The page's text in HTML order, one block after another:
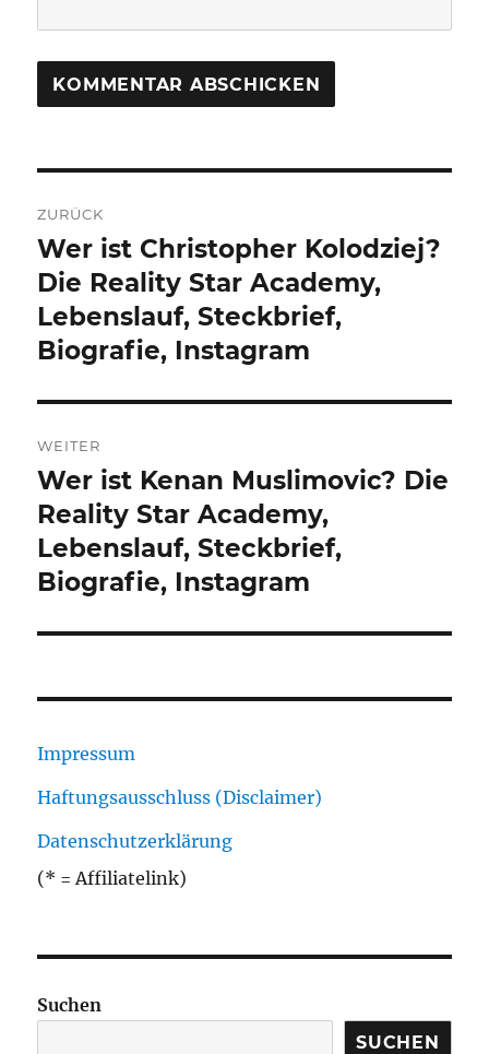
ZURÜCK
Vorheriger
Beitrag:
Wer ist Christopher Kolodziej?
Die Reality Star Academy,
Lebenslauf, Steckbrief,
Biografie, Instagram
WEITER
Nächster
Beitrag:
Wer ist Kenan Muslimovic? Die
Reality Star Academy,
Lebenslauf, Steckbrief,
Biografie, Instagram
Impressum
Haftungsausschluss (Disclaimer)
Datenschutzerklärung
(* = Affiliatelink)
Suchen
SUCHEN